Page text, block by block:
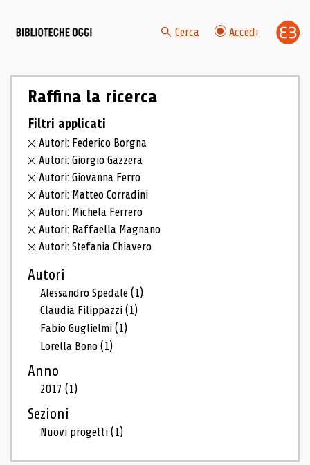
Cerca Accedi
Raffina la ricerca
Filtri applicati
Autori: Federico Borgna
Autori: Giorgio Gazzera
Autori: Giovanna Ferro
Autori: Matteo Corradini
Autori: Michela Ferrero
Autori: Raffaella Magnano
Autori: Stefania Chiavero
Autori
Alessandro Spedale(1)
Claudia Filippazzi(1)
Fabio Guglielmi(1)
Lorella Bono(1)
Anno
2017(1)
Sezioni
Nuovi progetti(1)